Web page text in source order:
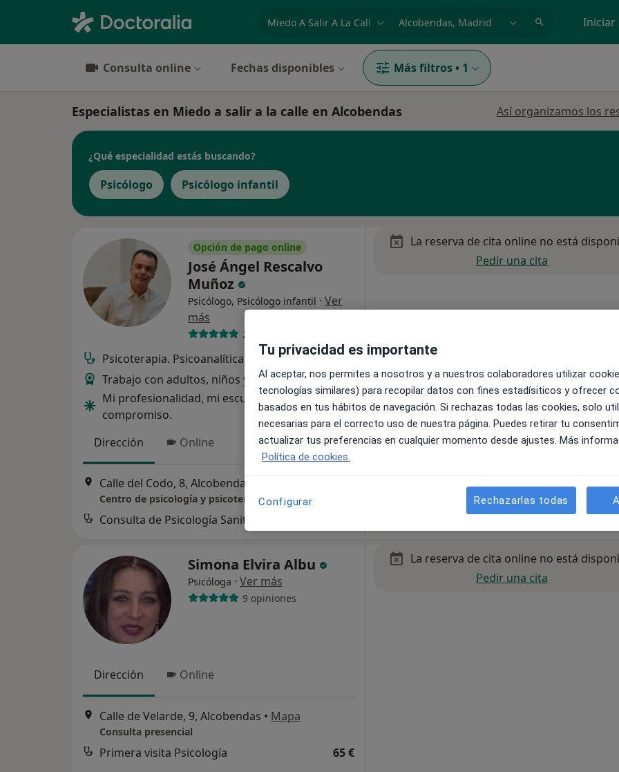
Iniciar
Consulta online Fechas disponibles Más filtros • 1
Especialistas en Miedo a salir a la calle en Alcobendas Así organizamos los
¿Qué especialidad estás buscando?
Psicólogo Psicólogo infantil
Opción de pago online
José Ángel Rescalvo
Muñoz
Psicólogo, Psicólogo infantil · Ver
más
2 opiniones
Psicoterapia. Psicoanalítica.
Trabajo con adultos, niños y adolescentes.
Mi profesionalidad, mi escucha y mi
compromiso.
Dirección
Online
Calle del Codo, 8, Alcobendas
Centro de psicología y psicoterapia R.M.
Consulta de Psicología Sanitaria
La reserva de cita online no está
Pedir una cita
Simona Elvira Albu
Psicóloga · Ver más
9 opiniones
Dirección Online
Calle de Velarde, 9, Alcobendas • Mapa
Consulta presencial
Primera visita Psicología 65 €
La reserva de cita online no está
Pedir una cita
Tu privacidad es importante
Al aceptar, nos permites a nosotros y a nuestros colaboradores utilizar
tecnologías similares) para recopilar datos con fines estadísiticos y ofrecer
basados en tus hábitos de navegación. Si rechazas todas las cookies, solo
necesarias para el correcto uso de nuestra página. Puedes retirar tu
actualizar tus preferencias en cualquier momento desde ajustes. Más
Política de cookies.
Configurar Rechazarlas todas